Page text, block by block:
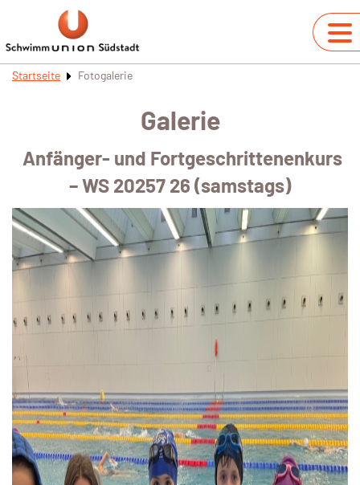
Startseite Fotogalerie
Galerie
Anfänger- und Fortgeschrittenenkurs
– WS 20257 26 (samstags)